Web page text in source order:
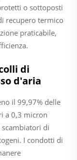
o sottoposti
recupero termico
praticabile,
di
d'aria
il 99,97% delle
a 0,3 micron
scambiatori di
I condotti di